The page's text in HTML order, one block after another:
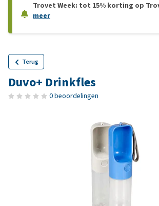
Trovet Week: tot 15% korting op
meer
Terug
Duvo+ Drinkfles
0 beoordelingen